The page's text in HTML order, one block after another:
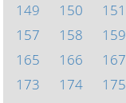
149
150 151
157
158 159
165
166 167
173
174 175